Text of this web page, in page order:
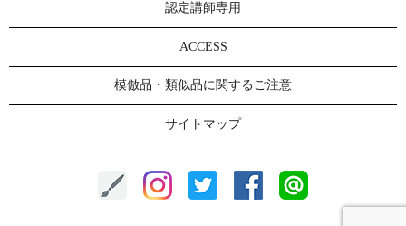
認定講師専用
ACCESS
模倣品・類似品に関するご注意
サイトマップ